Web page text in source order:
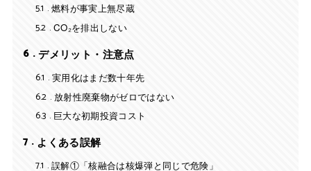
5.1
燃料が事実上無尽蔵
5.2 CO₂を排出しない
6
デメリット・注意点
6.1
実用化はまだ数十年先
6.2 放射性廃棄物がゼロではない
6.3 巨大な初期投資コスト
7
よくある誤解
7.1
誤解①「核融合は核爆弾と同じで危険」